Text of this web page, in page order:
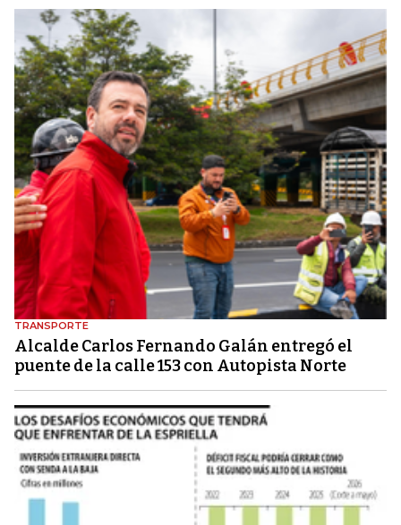
TRANSPORTE
Alcalde Carlos Fernando Galán entregó el
puente de la calle 153 con Autopista Norte